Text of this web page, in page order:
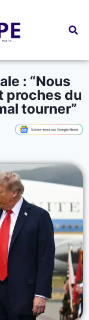
: “Nous
proches du
tourner”